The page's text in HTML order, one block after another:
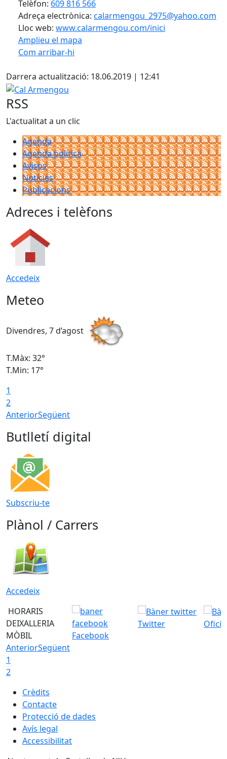
Telèfon: 609 816 566
Adreça electrònica: calarmengou_2975@yahoo.com
Lloc web: www.calarmengou.com/inici
Amplieu el mapa
Com arribar-hi
+
−
Darrera actualització: 18.06.2019 | 12:41
Cal Armengou
RSS
L'actualitat a un clic
Agenda
Agenda política
Avisos
Notícies
Publicacions
Adreces i telèfons
Accedeix
Meteo
Divendres, 7 d’agost
T.Màx: 32°
T.Min: 17°
1
2
AnteriorSegüent
Butlletí digital
Subscriu-te
Plànol / Carrers
Accedeix
HORARIS
DEIXALLERIA
MÒBIL
Facebook
Twitter
AnteriorSegüent
1
2
Crèdits
Contacte
Protecció de dades
Avís legal
Accessibilitat